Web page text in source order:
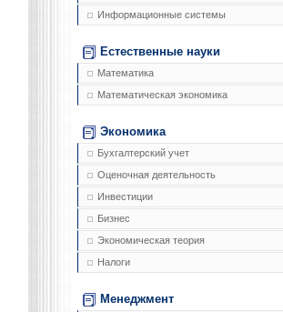
Информационные системы
Естественные науки
Математика
Математическая экономика
Экономика
Бухгалтерский учет
Оценочная деятельность
Инвестиции
Бизнес
Экономическая теория
Налоги
Менеджмент